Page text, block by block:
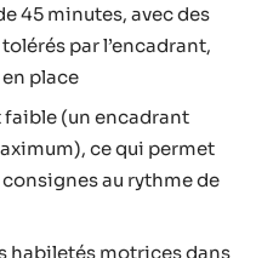
45 minutes, avec des
par l’encadrant,
place
faible (un encadrant
ce qui permet
au rythme de
habiletés motrices dans